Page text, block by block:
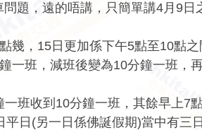
題，遠的唔講，只簡單講4月9日
，15日更加係下午5點至10點
班，減班後變為10分鐘一班，
班收到10分鐘一班，其餘早上7
日(另一日係佛誕假期)當中有三